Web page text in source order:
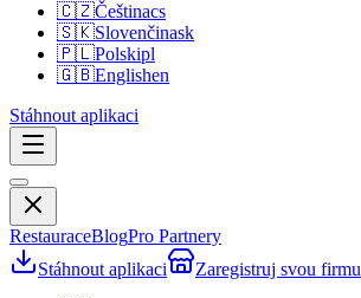
🇨🇿Češtinacs
🇸🇰Slovenčinask
🇵🇱Polskipl
🇬🇧Englishen
Stáhnout aplikaci
RestauraceBlogPro Partnery
Stáhnout aplikaci
Zaregistruj svou firmu